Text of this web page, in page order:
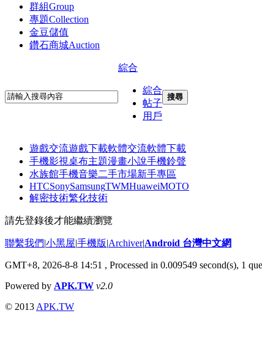
群組Group
專題Collection
金豆儲值
鑽石商城Auction
綜合
綜合
帖子
用戶
搜尋
遊戲交流遊戲下載軟體交流軟體下載
手機影視桌布主題漫畫小說手機鈴聲
水族館手機音樂二手市場新手專區
HTCSonySamsungTWMHuaweiMOTO
解密技術繁化技術
請先登錄後才能繼續瀏覽
聯繫我們|小黑屋|手機版|Archiver|Android 台灣中文網
GMT+8, 2026-8-8 14:51 , Processed in 0.009549 second(s), 1
Powered by APK.TW v2.0
© 2013 APK.TW